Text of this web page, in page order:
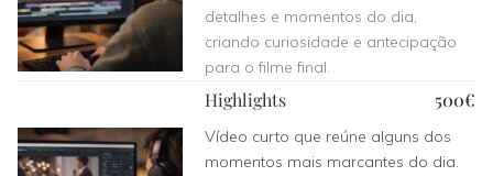
detalhes e momentos do dia,
criando curiosidade e antecipação
para o filme final.
Highlights 500€
Vídeo curto que reúne alguns dos
momentos mais marcantes do dia.